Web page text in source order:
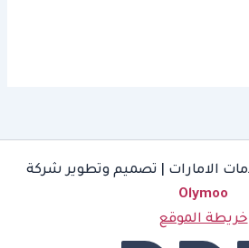
Olymoo
خريطة الموقع